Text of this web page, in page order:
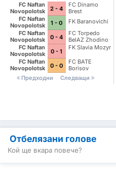
FC Naftan
Novopolotsk
2 - 4
FC Dinamo
Brest
FC Naftan
Novopolotsk
1 - 0
FK Baranovichi
FC Naftan
Novopolotsk
0 - 4
FC Torpedo
BelAZ Zhodino
FC Naftan
Novopolotsk
0 - 1
FK Slavia Mozyr
FC Naftan
Novopolotsk
0 - 0
FC BATE
Borisov
Предходни
Следващи
Отбелязани голове
Кой ще вкара повече?